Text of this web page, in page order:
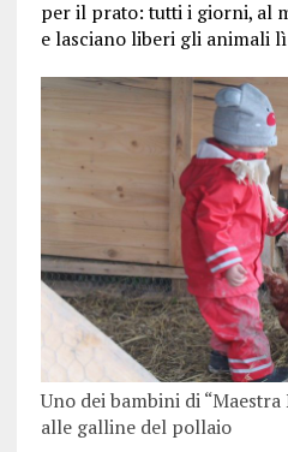
per il prato: tutti i giorni, al
e lasciano liberi gli animali
Uno dei bambini di
alle galline del pollaio